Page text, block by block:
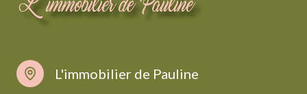
L'immobilier de Pauline